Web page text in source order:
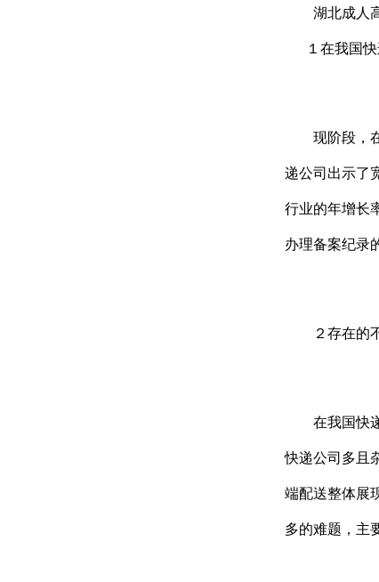
湖北成人高
１在我国快
现阶段，在
递公司出示了
行业的年增长
办理备案纪录
２存在的
在我国快递
快递公司多且
端配送整体展
多的难题，主